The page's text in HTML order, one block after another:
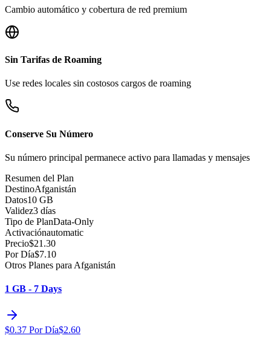
Cambio automático y cobertura de red premium
Sin Tarifas de Roaming
Use redes locales sin costosos cargos de roaming
Conserve Su Número
Su número principal permanece activo para llamadas y mensajes
Resumen del Plan
DestinoAfganistán
Datos10 GB
Validez3 días
Tipo de PlanData-Only
Activaciónautomatic
Precio$21.30
Por Día$7.10
Otros Planes para Afganistán
1 GB - 7 Days
$0.37 Por Día$2.60